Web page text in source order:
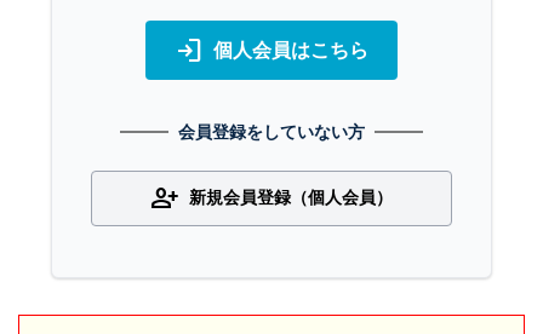
login 個人会員はこちら
会員登録をしていない方
person_add 新規会員登録（個人会員）